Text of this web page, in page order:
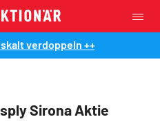
verdoppeln ++
Sirona Aktie